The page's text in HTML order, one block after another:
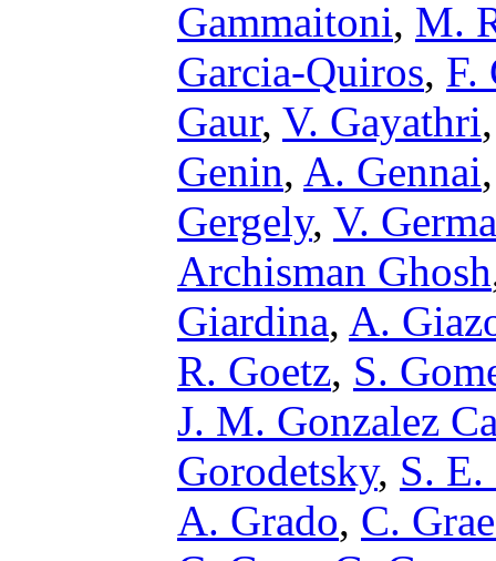
Gammaitoni, M.
Garcia-Quiros, F.
Gaur, V. Gayathri
Genin, A. Gennai
Gergely, V.
Archisman Ghosh
Giardina, A.
R. Goetz, S.
J. M. Gonzalez
Gorodetsky, S. E.
A. Grado, C.